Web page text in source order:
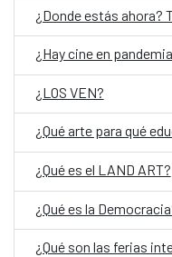
¿Hay cine en
¿LOS VEN?
¿Qué arte para qué
¿Qué es el LAND ART?
¿Qué es la
¿Qué son las ferias